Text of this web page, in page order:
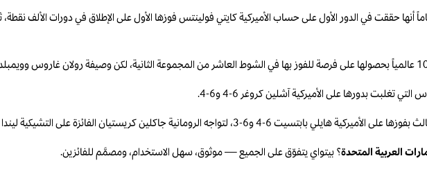
يزيد من حجم انجاز اليابانية البالغة من العمر 21 عاماً أنها حققت في الدور الأول على حساب الأميركية كايتي فولينتس فوزها الأول على
تغلبت بدورها على الأميركية آشلين كروغر 6-4 و6-4.
الرومانية جاكلين كريستيان الفائزة على التشيكية ليندا بوسكوفا العشرين 6-3 و6-4.
العربية المتحدة؟ بيتواي يتفوّق على الجميع — موثوق، سهل الاستخدام، ومصمَّم للفائزين.